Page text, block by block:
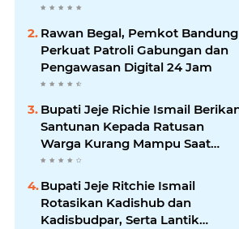
Rawan Begal, Pemkot Bandung
Perkuat Patroli Gabungan dan
Pengawasan Digital 24 Jam
Bupati Jeje Richie Ismail Berikan
Santunan Kepada Ratusan
Warga Kurang Mampu Saat
Acara "JAJARANS FESTIVAL" di
Kota Baru Parahyangan
Bupati Jeje Ritchie Ismail
Rotasikan Kadishub dan
Kadisbudpar, Serta Lantik